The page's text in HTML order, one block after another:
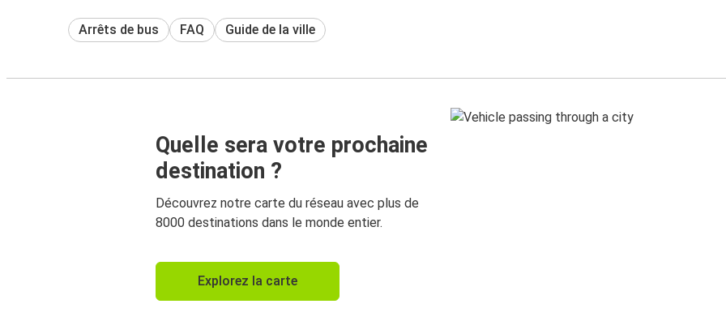
Arrêts de bus FAQ Guide de la ville
Quelle sera votre prochaine
destination ?
Découvrez notre carte du réseau avec plus de
8000 destinations dans le monde entier.
Explorez la carte